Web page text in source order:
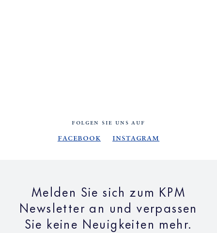
FOLGEN SIE UNS AUF
Facebook Instagram
Melden Sie sich zum KPM
Newsletter an und verpassen
Sie keine Neuigkeiten mehr.